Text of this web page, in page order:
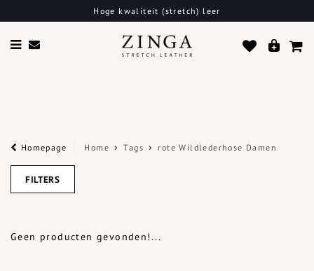
Hoge kwaliteit (stretch) leer
Homepage Home Tags rote Wildlederhose Damen
FILTERS
Geen producten gevonden!...